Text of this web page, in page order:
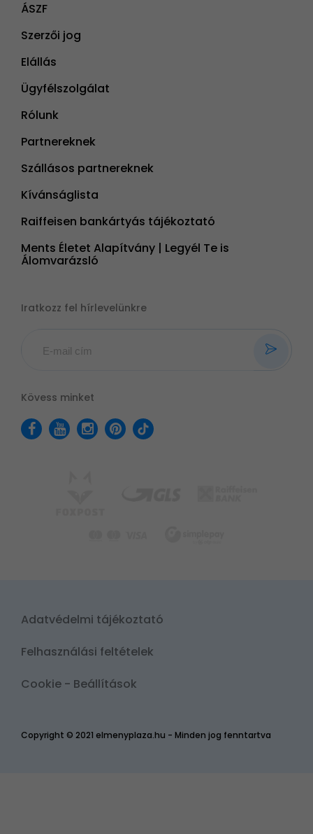
ÁSZF
Szerzői jog
Elállás
Ügyfélszolgálat
Rólunk
Partnereknek
Szállásos partnereknek
Kívánságlista
Raiffeisen bankártyás tájékoztató
Ments Életet Alapítvány | Legyél Te is
Álomvarázsló
Iratkozz fel hírlevelünkre
Kövess minket
Copyright © 2021 elmenyplaza.hu - Minden jog fenntartva
Adatvédelmi tájékoztató
Felhasználási feltételek
Cookie - Beállítások